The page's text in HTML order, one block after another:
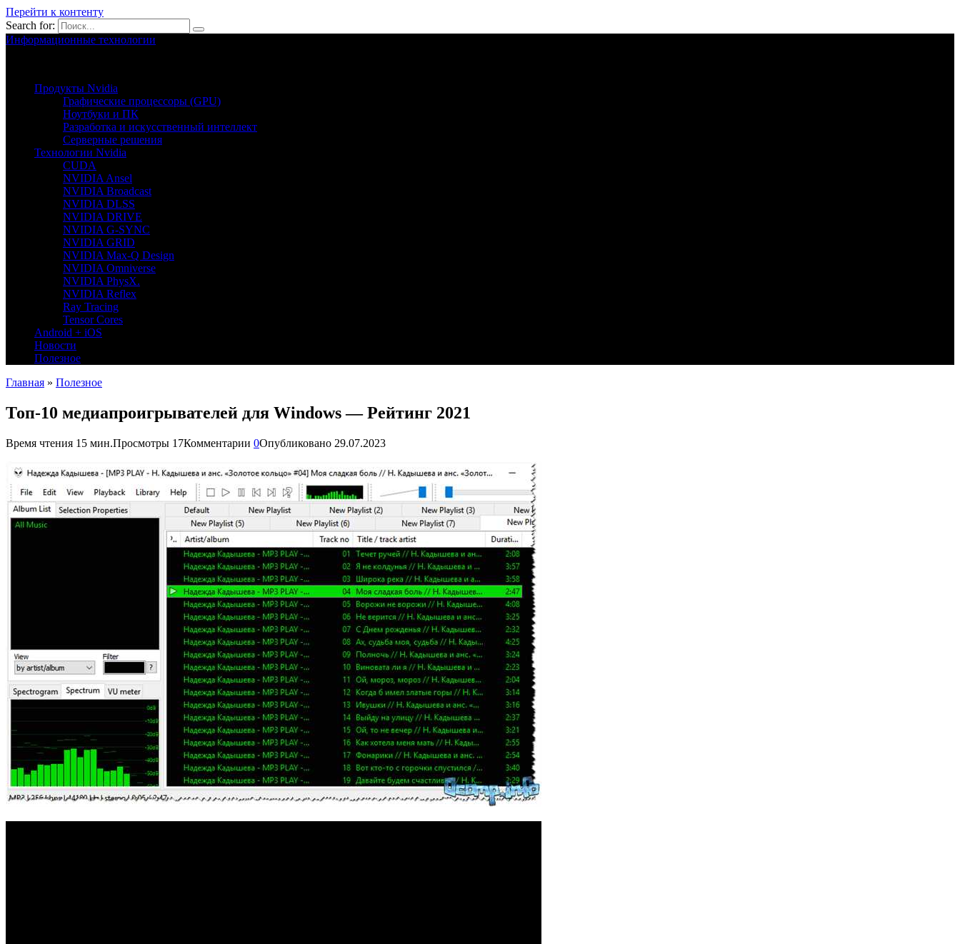
Перейти к контенту
Search for:
Информационные технологии
Продукты Nvidia
Графические процессоры (GPU)
Ноутбуки и ПК
Разработка и искусственный интеллект
Серверные решения
Технологии Nvidia
CUDA
NVIDIA Ansel
NVIDIA Broadcast
NVIDIA DLSS
NVIDIA DRIVE
NVIDIA G-SYNC
NVIDIA GRID
NVIDIA Max-Q Design
NVIDIA Omniverse
NVIDIA PhysX.
NVIDIA Reflex
Ray Tracing
Tensor Cores
Android + iOS
Новости
Полезное
Главная » Полезное
Топ-10 медиапроигрывателей для Windows — Рейтинг 2021
Время чтения 15 мин.Просмотры 17Комментарии 0Опубликовано 29.07.2023